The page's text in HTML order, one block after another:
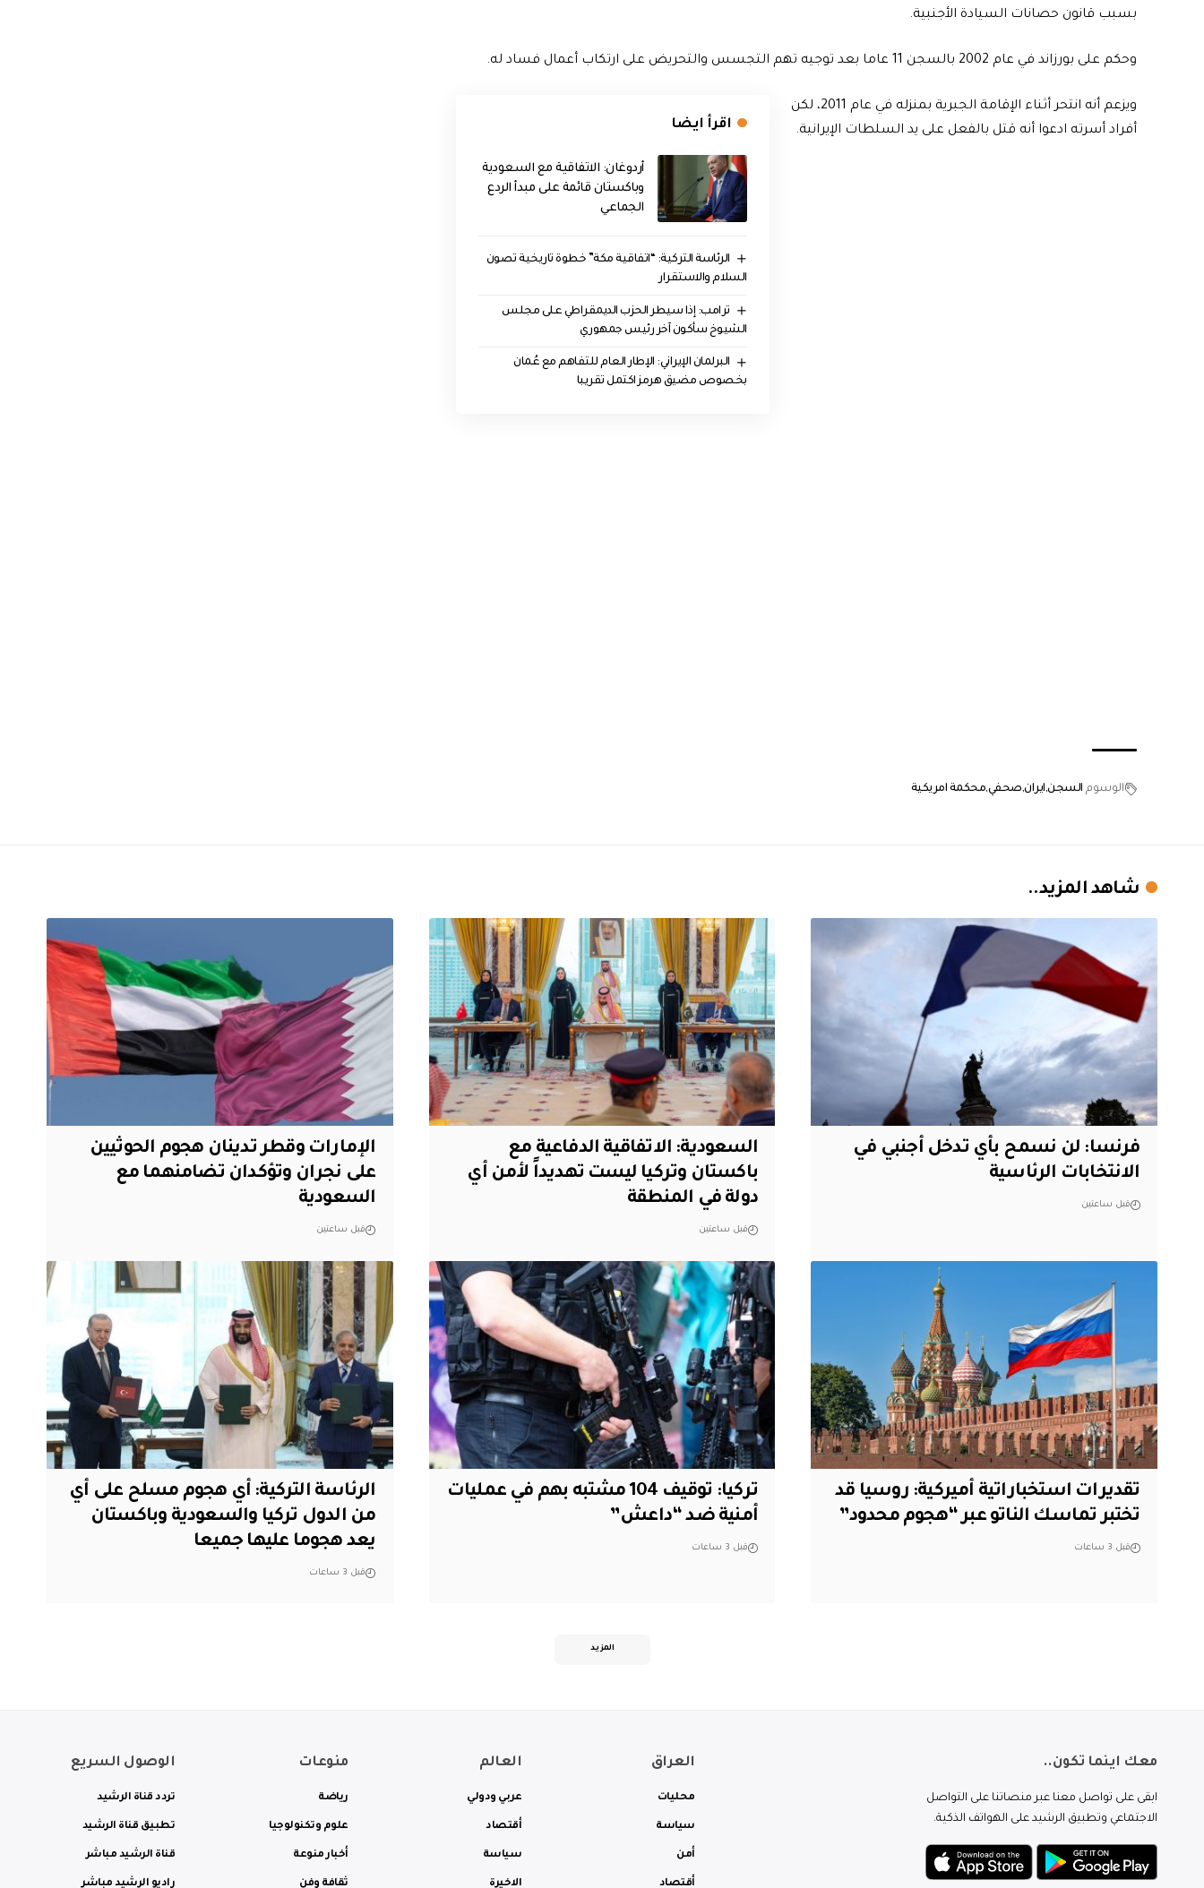
بسبب قانون حصانات السيادة الأجنبية.
وحكم على بورزاند في عام 2002 بالسجن 11 عاما بعد توجيه تهم التجسس والتحريض على ارتكاب أعمال فساد له.
اقرأ ايضا
أردوغان: الاتفاقية مع السعودية
وباكستان قائمة على مبدأ الردع
الجماعي
الرئاسة التركية: “اتفاقية مكة” خطوة تاريخية تصون
السلام والاستقرار
ترامب: إذا سيطر الحزب الديمقراطي على مجلس
الشيوخ سأكون آخر رئيس جمهوري
البرلمان الإيراني: الإطار العام للتفاهم مع عُمان
بخصوص مضيق هرمز اكتمل تقريبا
ويزعم أنه انتحر أثناء الإقامة الجبرية بمنزله في عام 2011، لكن
أفراد أسرته ادعوا أنه قتل بالفعل على يد السلطات الإيرانية.
الوسوم السجن ايران صحفي محكمة امريكية
شاهد المزيد..
فرنسا: لن نسمح بأي تدخل أجنبي في
الانتخابات الرئاسية
قبل ساعتين
السعودية: الاتفاقية الدفاعية مع
باكستان وتركيا ليست تهديداً لأمن أي
دولة في المنطقة
قبل ساعتين
الإمارات وقطر تدينان هجوم الحوثيين
على نجران وتؤكدان تضامنهما مع
السعودية
قبل ساعتين
تقديرات استخباراتية أميركية: روسيا قد
تختبر تماسك الناتو عبر “هجوم محدود”
قبل 3 ساعات
تركيا: توقيف 104 مشتبه بهم في عمليات
أمنية ضد “داعش”
قبل 3 ساعات
الرئاسة التركية: أي هجوم مسلح على أي
من الدول تركيا والسعودية وباكستان
يعد هجوما عليها جميعا
قبل 3 ساعات
المزيد
معك اينما تكون..
ابقى على تواصل معنا عبر منصاتنا على التواصل
الاجتماعي وتطبيق الرشيد على الهواتف الذكية.
العراق
محليات
سياسة
أمن
أقتصاد
العالم
عربي ودولي
أقتصاد
سياسة
الاخيرة
منوعات
رياضة
علوم وتكنولوجيا
أخبار منوعة
ثقافة وفن
الوصول السريع
تردد قناة الرشيد
تطبيق قناة الرشيد
قناة الرشيد مباشر
راديو الرشيد مباشر